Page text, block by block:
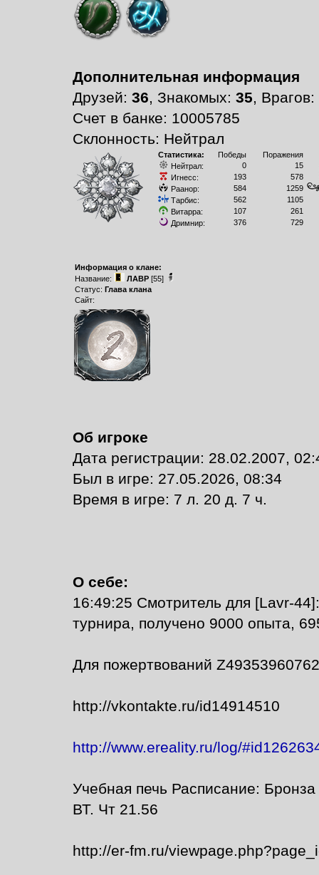
Дополнительная информация
Друзей: 36, Знакомых: 35, Врагов:
Счет в банке: 10005785
Склонность: Нейтрал
Статистика: Победы
Поражения
Нейтрал:
0
15
Игнесс:
193
578
Раанор:
584
1259
Тарбис:
562
1105
Витарра:
107
261
Дримнир:
376 729
Информация о клане:
Название:
ЛАВР[55]
Статус: Глава клана
Сайт:
Об игроке
Дата регистрации: 28.02.2007,
Был в игре: 27.05.2026, 08:34
Время в игре: 7 л. 20 д. 7 ч.
О себе:
16:49:25 Смотритель для [Lavr-
турнира, получено 9000 опыта,
Для пожертвований
http://vkontakte.ru/id14914510
http://www.ereality.ru/log/
Учебная печь Расписание:
ВТ. Чт 21.56
http://er-fm.ru/